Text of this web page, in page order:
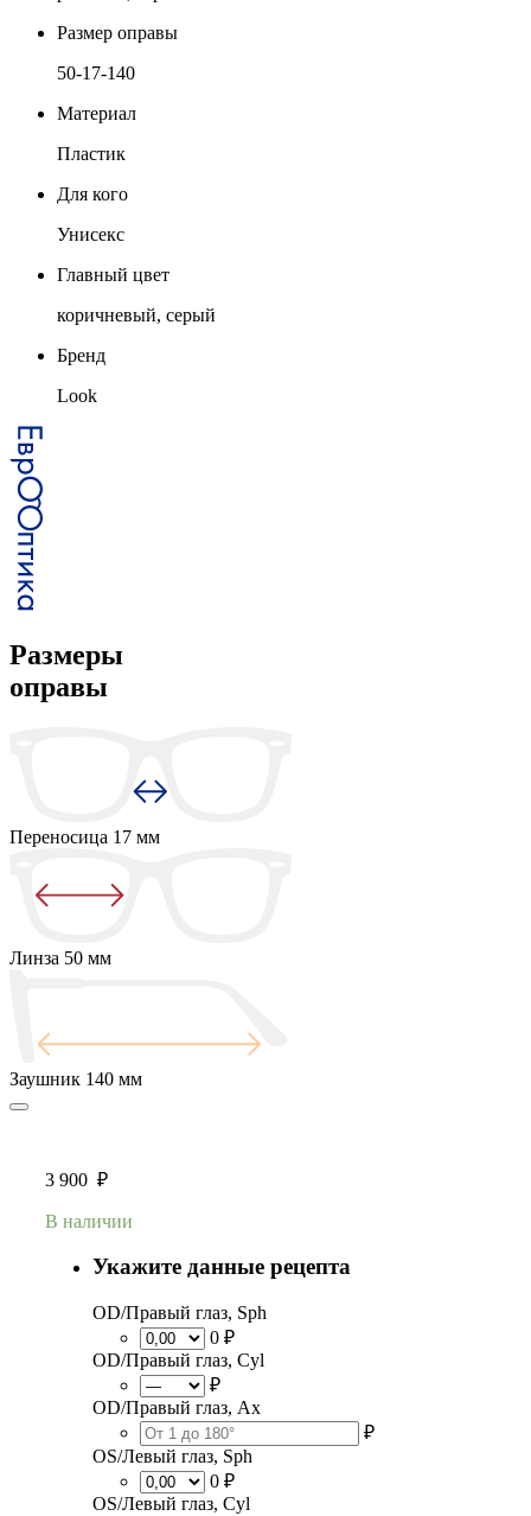
Размер оправы
50-17-140
Материал
Пластик
Для кого
Унисекс
Главный цвет
коричневый, серый
Бренд
Look
Размеры
оправы
Переносица 17 мм
Линза 50 мм
Заушник 140 мм
3 900 ₽
В наличии
Укажите данные рецепта
OD/Правый глаз, Sph
0 ₽
OD/Правый глаз, Cyl
₽
OD/Правый глаз, Ax
₽
OS/Левый глаз, Sph
0 ₽
OS/Левый глаз, Cyl